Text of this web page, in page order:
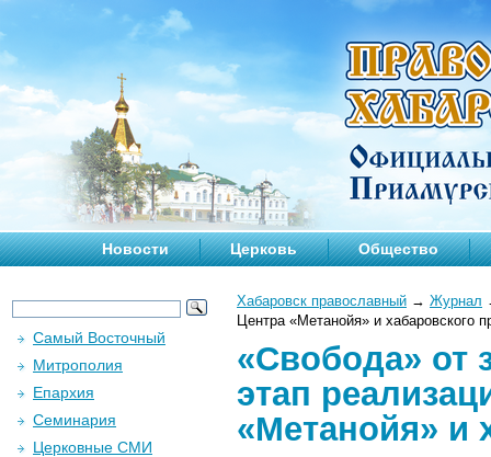
Новости Церковь Общество
Хабаровск православный → Журнал
Центра «Метанойя» и хабаровского
«Свобода» от
этап
«Метанойя» и
Самый Восточный
Митрополия
Епархия
Семинария
Церковные СМИ